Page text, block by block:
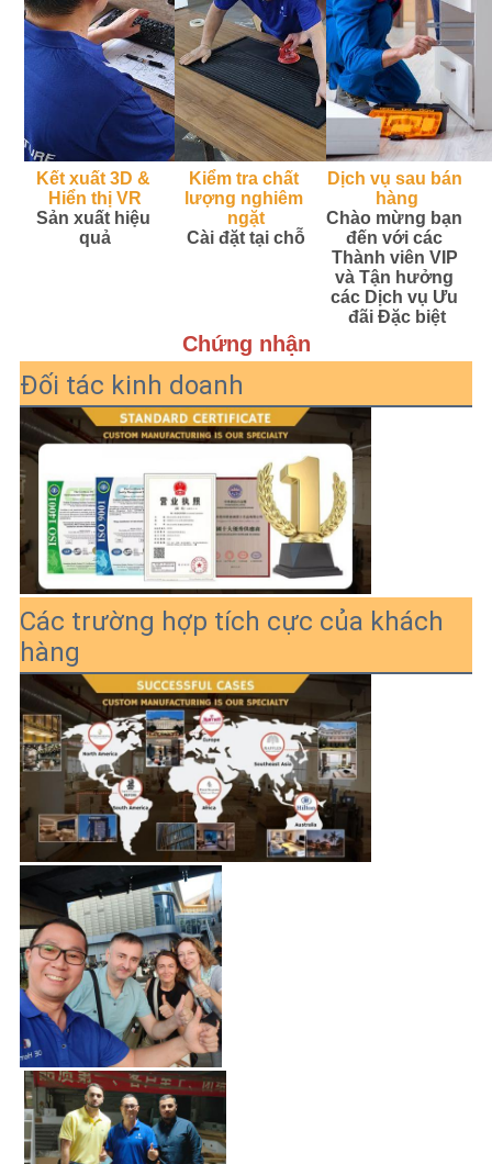
Kết xuất 3D &
Hiển thị VR
Sản xuất hiệu
quả
Kiểm tra chất
lượng nghiêm
ngặt
Cài đặt tại chỗ
Dịch vụ sau bán
hàng
Chào mừng bạn
đến với các
Thành viên VIP
và Tận hưởng
các Dịch vụ Ưu
đãi Đặc biệt
Chứng nhận
Đối tác kinh doanh
Các trường hợp tích cực của khách
hàng